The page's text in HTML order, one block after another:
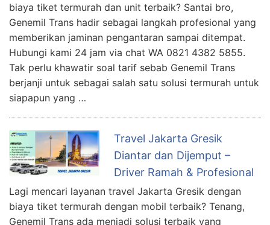
biaya tiket termurah dan unit terbaik? Santai bro,
Genemil Trans hadir sebagai langkah profesional yang
memberikan jaminan pengantaran sampai ditempat.
Hubungi kami 24 jam via chat WA 0821 4382 5855.
Tak perlu khawatir soal tarif sebab Genemil Trans
berjanji untuk sebagai salah satu solusi termurah untuk
siapapun yang …
Travel Jakarta Gresik
Diantar dan Dijemput –
Driver Ramah & Profesional
Lagi mencari layanan travel Jakarta Gresik dengan
biaya tiket termurah dengan mobil terbaik? Tenang,
Genemil Trans ada menjadi solusi terbaik yang